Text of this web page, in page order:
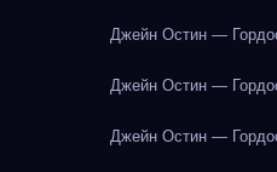
Джейн Остин —
Джейн Остин —
Джейн Остин —